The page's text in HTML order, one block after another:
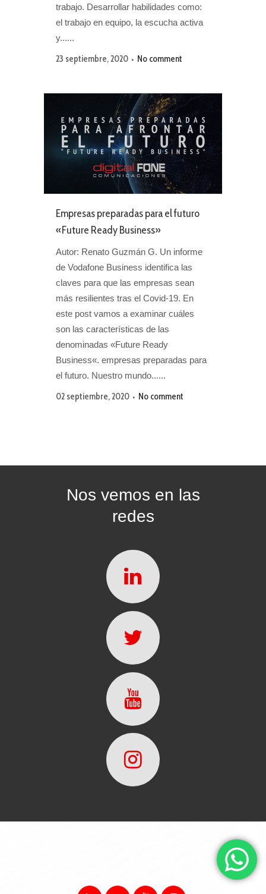
trabajo. Desarrollar habilidades como:
el trabajo en equipo, la escucha activa
y......
23 septiembre, 2020 No comment
Empresas preparadas para el futuro
«Future Ready Business»
Autor: Renato Guzmán G. Un informe
de Vodafone Business identifica las
claves para que las empresas sean
más resilientes tras el Covid-19. En
este post vamos a examinar cuáles
son las características de las
denominadas «Future Ready
Business«. empresas preparadas para
el futuro. Nuestro mundo......
02 septiembre, 2020 No comment
Nos vemos en las
redes